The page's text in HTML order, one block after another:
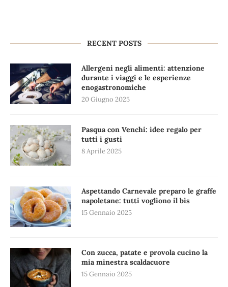
RECENT POSTS
Allergeni negli alimenti: attenzione
durante i viaggi e le esperienze
enogastronomiche
20 Giugno 2025
Pasqua con Venchi: idee regalo per
tutti i gusti
8 Aprile 2025
Aspettando Carnevale preparo le graffe
napoletane: tutti vogliono il bis
15 Gennaio 2025
Con zucca, patate e provola cucino la
mia minestra scaldacuore
15 Gennaio 2025